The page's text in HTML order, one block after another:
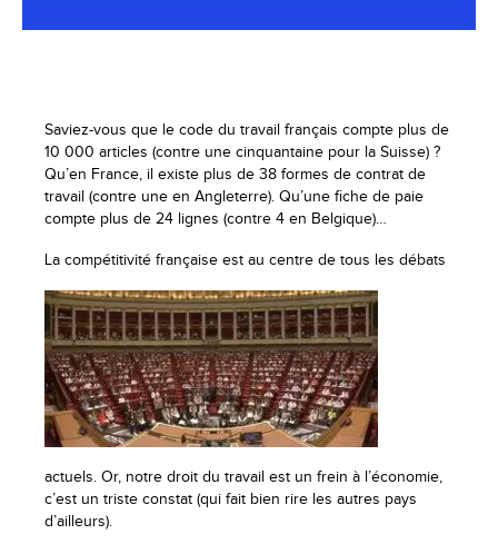
Saviez-vous que le code du travail français compte plus de
10 000 articles (contre une cinquantaine pour la Suisse) ?
Qu’en France, il existe plus de 38 formes de contrat de
travail (contre une en Angleterre). Qu’une fiche de paie
compte plus de 24 lignes (contre 4 en Belgique)…
La compétitivité française est au centre de tous les débats
actuels. Or, notre droit du travail est un frein à l’économie,
c’est un triste constat (qui fait bien rire les autres pays
d’ailleurs).